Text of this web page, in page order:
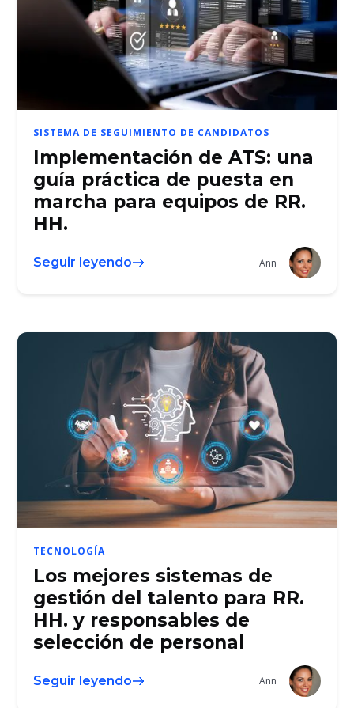
SISTEMA DE SEGUIMIENTO DE CANDIDATOS
Implementación de ATS: una
guía práctica de puesta en
marcha para equipos de RR.
HH.
Seguir leyendo Ann
TECNOLOGÍA
Los mejores sistemas de
gestión del talento para RR.
HH. y responsables de
selección de personal
Seguir leyendo Ann